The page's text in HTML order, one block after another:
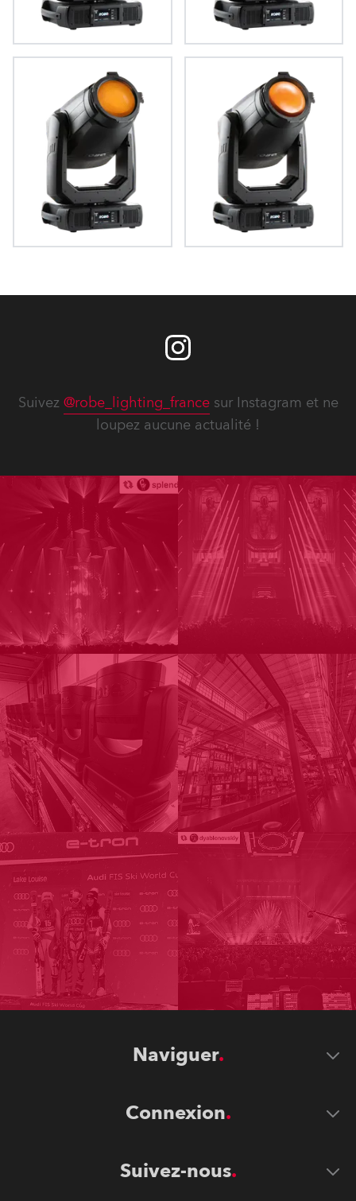
T2 Profile™ T2 Profile FS™
Suivez @robe_lighting_francesur Instagram et ne
loupez aucune actualité !
Naviguer
Connexion
Suivez-nous